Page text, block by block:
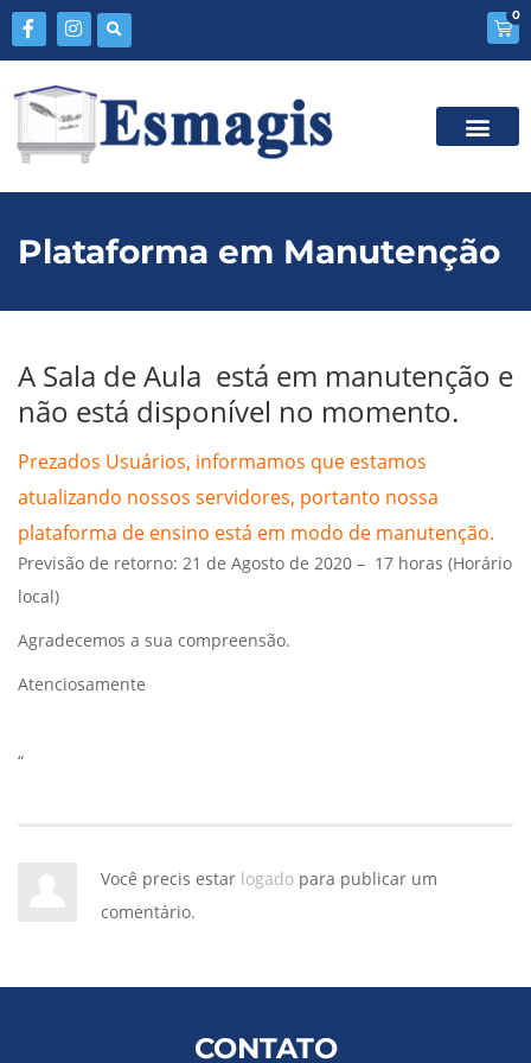
0
Plataforma em Manutenção
A Sala de Aula está em manutenção e
não está disponível no momento.
Prezados Usuários, informamos que estamos
atualizando nossos servidores, portanto nossa
plataforma de ensino está em modo de manutenção.
Previsão de retorno: 21 de Agosto de 2020 – 17 horas (Horário
local)
Agradecemos a sua compreensão.
Atenciosamente
“
Você precis estar logado para publicar um
comentário.
CONTATO